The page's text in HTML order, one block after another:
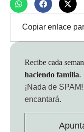
Copiar enlace
Recibe cada
haciendo familia.
¡Nada de SPAM!
encantará.